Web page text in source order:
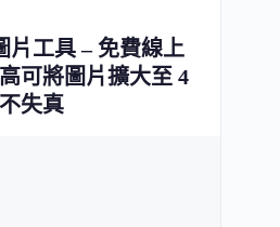
片工具 – 免費線上
可將圖片擴大至 4
失真